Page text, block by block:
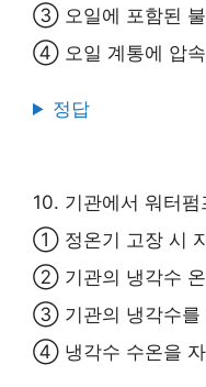
③ 오일에 포함된 불
④ 오일 계통에 압
정답
10. 기관에서 워터
① 정온기 고장 시
② 기관의 냉각수 온
③ 기관의 냉각수를
④ 냉각수 수온을 자